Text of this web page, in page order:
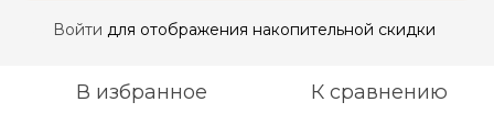
Войти для отображения накопительной скидки
В избранное К сравнению